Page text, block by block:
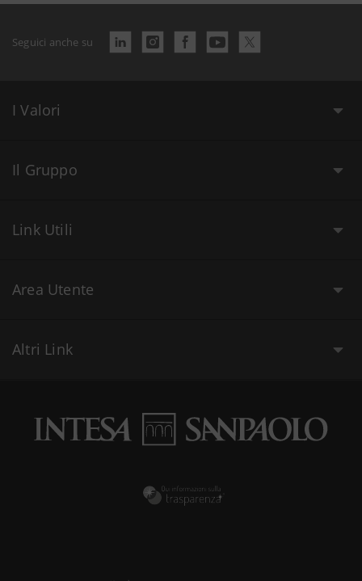
Seguici anche su
I Valori
Il Gruppo
Link Utili
Area Utente
Altri Link